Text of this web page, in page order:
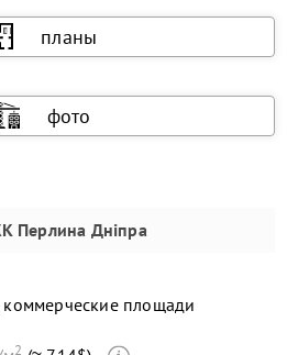
планы
фото
Перлина Дніпра
коммерческие площади
2